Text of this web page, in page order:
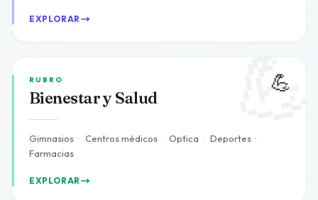
EXPLORAR
💪
RUBRO
Bienestar y Salud
Gimnasios · Centros médicos · Optica · Deportes ·
Farmacias
EXPLORAR